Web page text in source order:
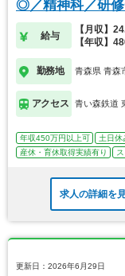
◎／精神科／研
給与
【月収】
【年収】
勤務地 青森県 青森
アクセス 青い森鉄道
年収450万円以上可 土日休
産休・育休取得実績有り
求人の詳細を
更新日：2026年6月29日